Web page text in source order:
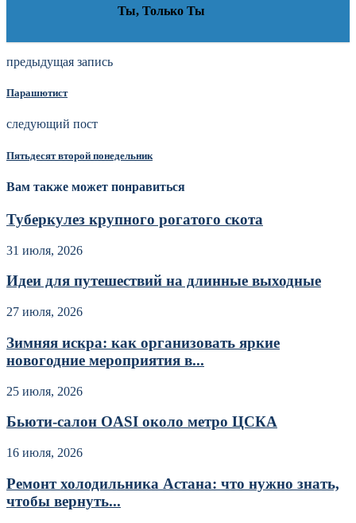
Ты, Только Ты
предыдущая запись
Парашютист
следующий пост
Пятьдесят второй понедельник
Вам также может понравиться
Туберкулез крупного рогатого скота
31 июля, 2026
Идеи для путешествий на длинные выходные
27 июля, 2026
Зимняя искра: как организовать яркие
новогодние мероприятия в...
25 июля, 2026
Бьюти-салон OASI около метро ЦСКА
16 июля, 2026
Ремонт холодильника Астана: что нужно знать,
чтобы вернуть...